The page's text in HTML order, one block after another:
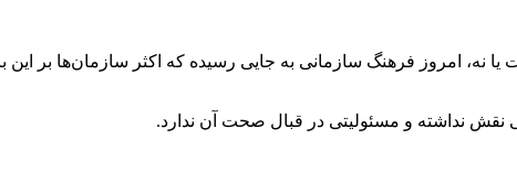
نه، امروز فرهنگ سازمانی به جایی رسیده که اکثر سازمان‌ها بر این
نقش نداشته و مسئولیتی در قبال صحت آن ندارد.